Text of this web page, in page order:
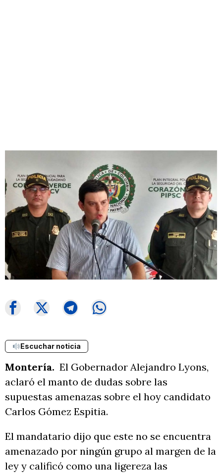
Escuchar noticia
Montería. El Gobernador Alejandro Lyons,
aclaró el manto de dudas sobre las
supuestas amenazas sobre el hoy candidato
Carlos Gómez Espitia.
El mandatario dijo que este no se encuentra
amenazado por ningún grupo al margen de la
ley y calificó como una ligereza las